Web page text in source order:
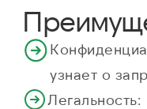
узнает о